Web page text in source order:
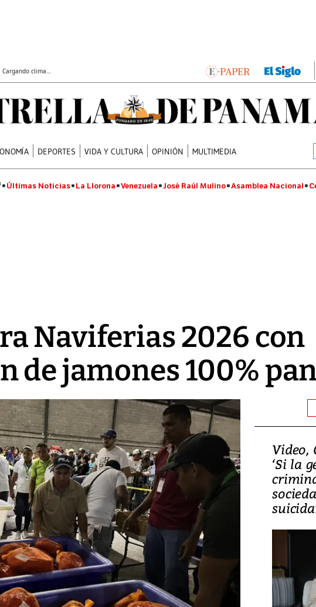
Cargando clima…
DEPORTES VIDA Y CULTURA OPINIÓN MULTIMEDIA
Últimas Noticias La Llorona Venezuela José Raúl Mulino Asamblea Nacional
Naviferias 2026 con
de jamones 100%
Video,
‘Si la